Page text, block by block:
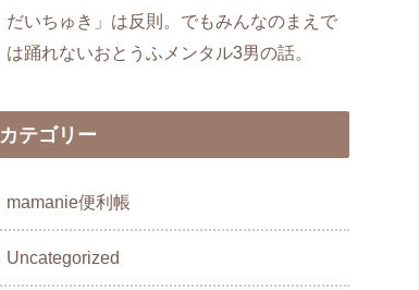
だいちゅき」は反則。でもみんなのまえで
は踊れないおとうふメンタル3男の話。
カテゴリー
mamanie便利帳
Uncategorized